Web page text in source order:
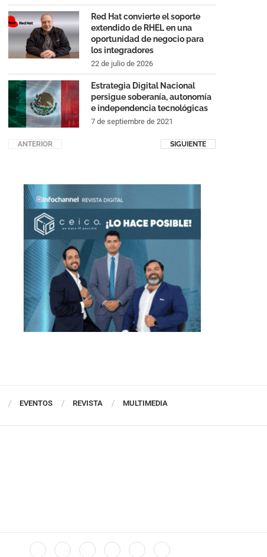
Red Hat convierte el soporte
extendido de RHEL en una
oportunidad de negocio para
los integradores
22 de julio de 2026
Estrategia Digital Nacional
persigue soberanía, autonomía
e independencia tecnológicas
7 de septiembre de 2021
ANTERIOR SIGUIENTE
EVENTOS REVISTA MULTIMEDIA